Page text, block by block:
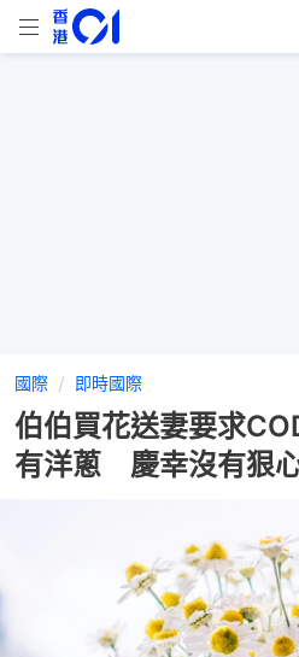
國際 即時國際
伯伯買花送妻要求
有洋蔥 慶幸沒有狠